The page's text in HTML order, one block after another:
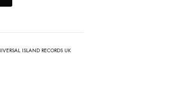
ISLAND RECORDS UK